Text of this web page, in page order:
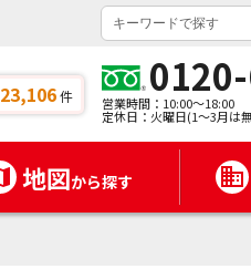
23,106件 営業時間：10:00～18:00
定休日：火曜日(1～3月は
地図から探す